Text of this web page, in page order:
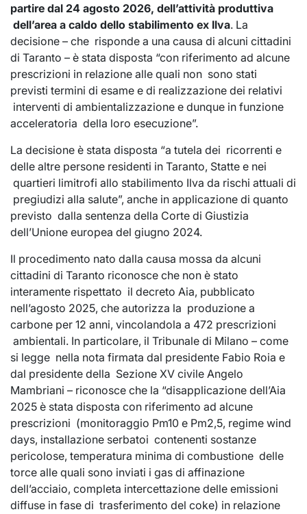
partire dal 24 agosto 2026, dell’attività produttiva
dell’area a caldo dello stabilimento ex Ilva. La
decisione – che risponde a una causa di alcuni cittadini
di Taranto – è stata disposta “con riferimento ad alcune
prescrizioni in relazione alle quali non sono stati
previsti termini di esame e di realizzazione dei relativi
interventi di ambientalizzazione e dunque in funzione
acceleratoria della loro esecuzione”.
La decisione è stata disposta “a tutela dei ricorrenti e
delle altre persone residenti in Taranto, Statte e nei
quartieri limitrofi allo stabilimento Ilva da rischi attuali di
pregiudizi alla salute”, anche in applicazione di quanto
previsto dalla sentenza della Corte di Giustizia
dell’Unione europea del giugno 2024.
Il procedimento nato dalla causa mossa da alcuni
cittadini di Taranto riconosce che non è stato
interamente rispettato il decreto Aia, pubblicato
nell’agosto 2025, che autorizza la produzione a
carbone per 12 anni, vincolandola a 472 prescrizioni
ambientali. In particolare, il Tribunale di Milano – come
si legge nella nota firmata dal presidente Fabio Roia e
dal presidente della Sezione XV civile Angelo
Mambriani – riconosce che la “disapplicazione dell’Aia
2025 è stata disposta con riferimento ad alcune
prescrizioni (monitoraggio Pm10 e Pm2,5, regime wind
days, installazione serbatoi contenenti sostanze
pericolose, temperatura minima di combustione delle
torce alle quali sono inviati i gas di affinazione
dell’acciaio, completa intercettazione delle emissioni
diffuse in fase di trasferimento del coke) in relazione